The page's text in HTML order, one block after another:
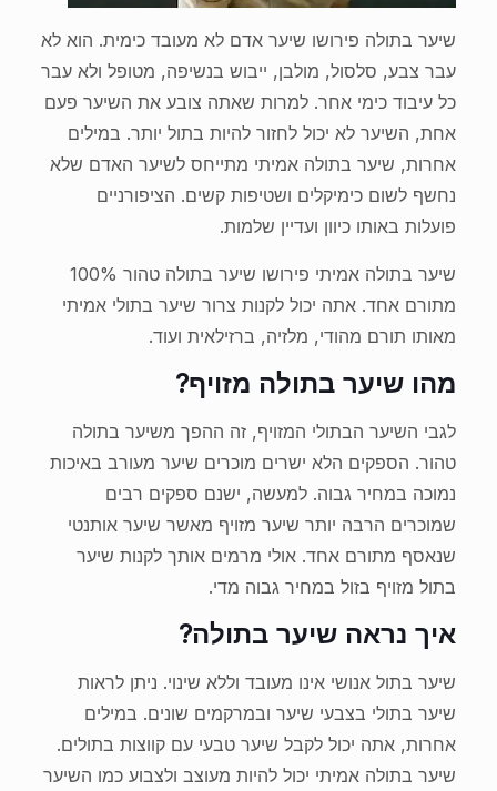
שיער בתולה פירושו שיער אדם לא מעובד כימית. הוא לא
עבר צבע, סלסול, מולבן, ייבוש בנשיפה, מטופל ולא עבר
כל עיבוד כימי אחר. למרות שאתה צובע את השיער פעם
אחת, השיער לא יכול לחזור להיות בתול יותר. במילים
אחרות, שיער בתולה אמיתי מתייחס לשיער האדם שלא
נחשף לשום כימיקלים ושטיפות קשים. הציפורניים
פועלות באותו כיוון ועדיין שלמות.
שיער בתולה אמיתי פירושו שיער בתולה טהור 100%
מתורם אחד. אתה יכול לקנות צרור שיער בתולי אמיתי
מאותו תורם מהודי, מלזיה, ברזילאית ועוד.
מהו שיער בתולה מזויף?
לגבי השיער הבתולי המזויף, זה ההפך משיער בתולה
טהור. הספקים הלא ישרים מוכרים שיער מעורב באיכות
נמוכה במחיר גבוה. למעשה, ישנם ספקים רבים
שמוכרים הרבה יותר שיער מזויף מאשר שיער אותנטי
שנאסף מתורם אחד. אולי מרמים אותך לקנות שיער
בתול מזויף בזול במחיר גבוה מדי.
איך נראה שיער בתולה?
שיער בתול אנושי אינו מעובד וללא שינוי. ניתן לראות
שיער בתולי בצבעי שיער ובמרקמים שונים. במילים
אחרות, אתה יכול לקבל שיער טבעי עם קווצות בתולים.
שיער בתולה אמיתי יכול להיות מעוצב ולצבוע כמו השיער